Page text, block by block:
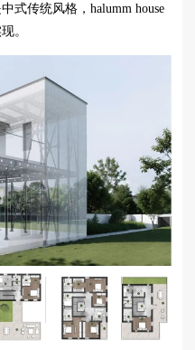
式传统风格，halumm house
。